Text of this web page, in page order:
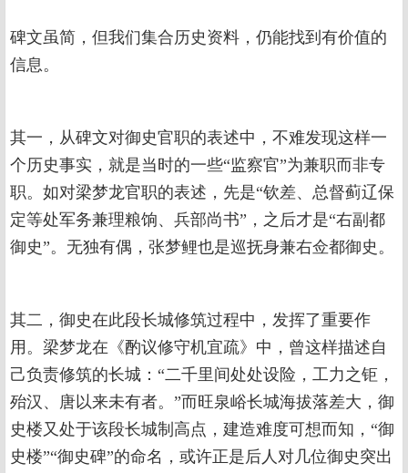
碑文虽简，但我们集合历史资料，仍能找到有价值的
信息。
其一，从碑文对御史官职的表述中，不难发现这样一
个历史事实，就是当时的一些“监察官”为兼职而非专
职。如对梁梦龙官职的表述，先是“钦差、总督蓟辽保
定等处军务兼理粮饷、兵部尚书”，之后才是“右副都
御史”。无独有偶，张梦鲤也是巡抚身兼右佥都御史。
其二，御史在此段长城修筑过程中，发挥了重要作
用。梁梦龙在《酌议修守机宜疏》中，曾这样描述自
己负责修筑的长城：“二千里间处处设险，工力之钜，
殆汉、唐以来未有者。”而旺泉峪长城海拔落差大，御
史楼又处于该段长城制高点，建造难度可想而知，“御
史楼”“御史碑”的命名，或许正是后人对几位御史突出